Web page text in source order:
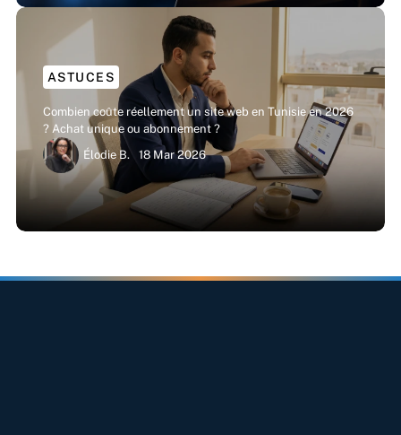
ASTUCES
Combien coûte réellement un site web en Tunisie en 2026
? Achat unique ou abonnement ?
Élodie B.
18 Mar 2026